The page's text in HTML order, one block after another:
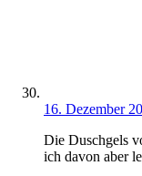
16. Dezember
Die Duschgels
ich davon aber